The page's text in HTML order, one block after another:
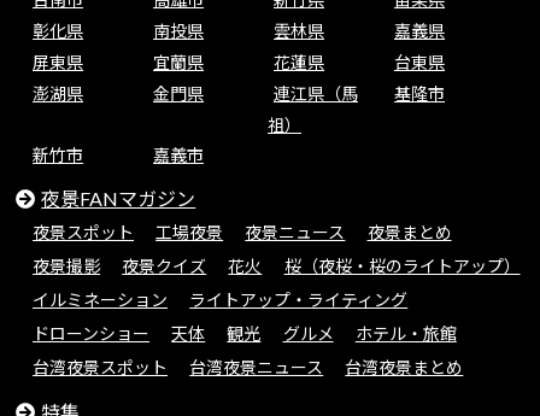
彰化県
南投県 雲林県
嘉義県
屏東県
宜蘭県 花蓮県
台東県
澎湖県
金門県
連江県（馬
祖）
基隆市
新竹市 嘉義市
夜景FANマガジン
夜景スポット 工場夜景 夜景ニュース
夜景まとめ
夜景撮影
夜景クイズ 花火
桜（夜桜・桜のライトアップ）
イルミネーション
ライトアップ・ライティング
ドローンショー
天体 観光 グルメ
ホテル・旅館
台湾夜景スポット
台湾夜景ニュース 台湾夜景まとめ